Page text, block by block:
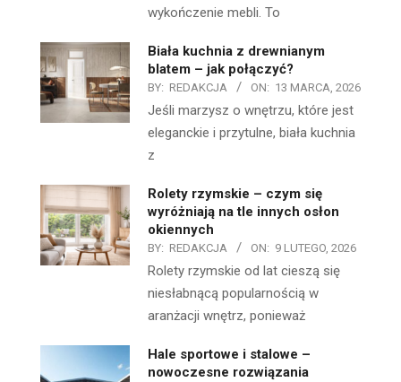
wykończenie mebli. To
Biała kuchnia z drewnianym
blatem – jak połączyć?
BY: REDAKCJA ON: 13 MARCA, 2026
Jeśli marzysz o wnętrzu, które jest
eleganckie i przytulne, biała kuchnia
z
Rolety rzymskie – czym się
wyróżniają na tle innych osłon
okiennych
BY: REDAKCJA ON: 9 LUTEGO, 2026
Rolety rzymskie od lat cieszą się
niesłabnącą popularnością w
aranżacji wnętrz, ponieważ
Hale sportowe i stalowe –
nowoczesne rozwiązania